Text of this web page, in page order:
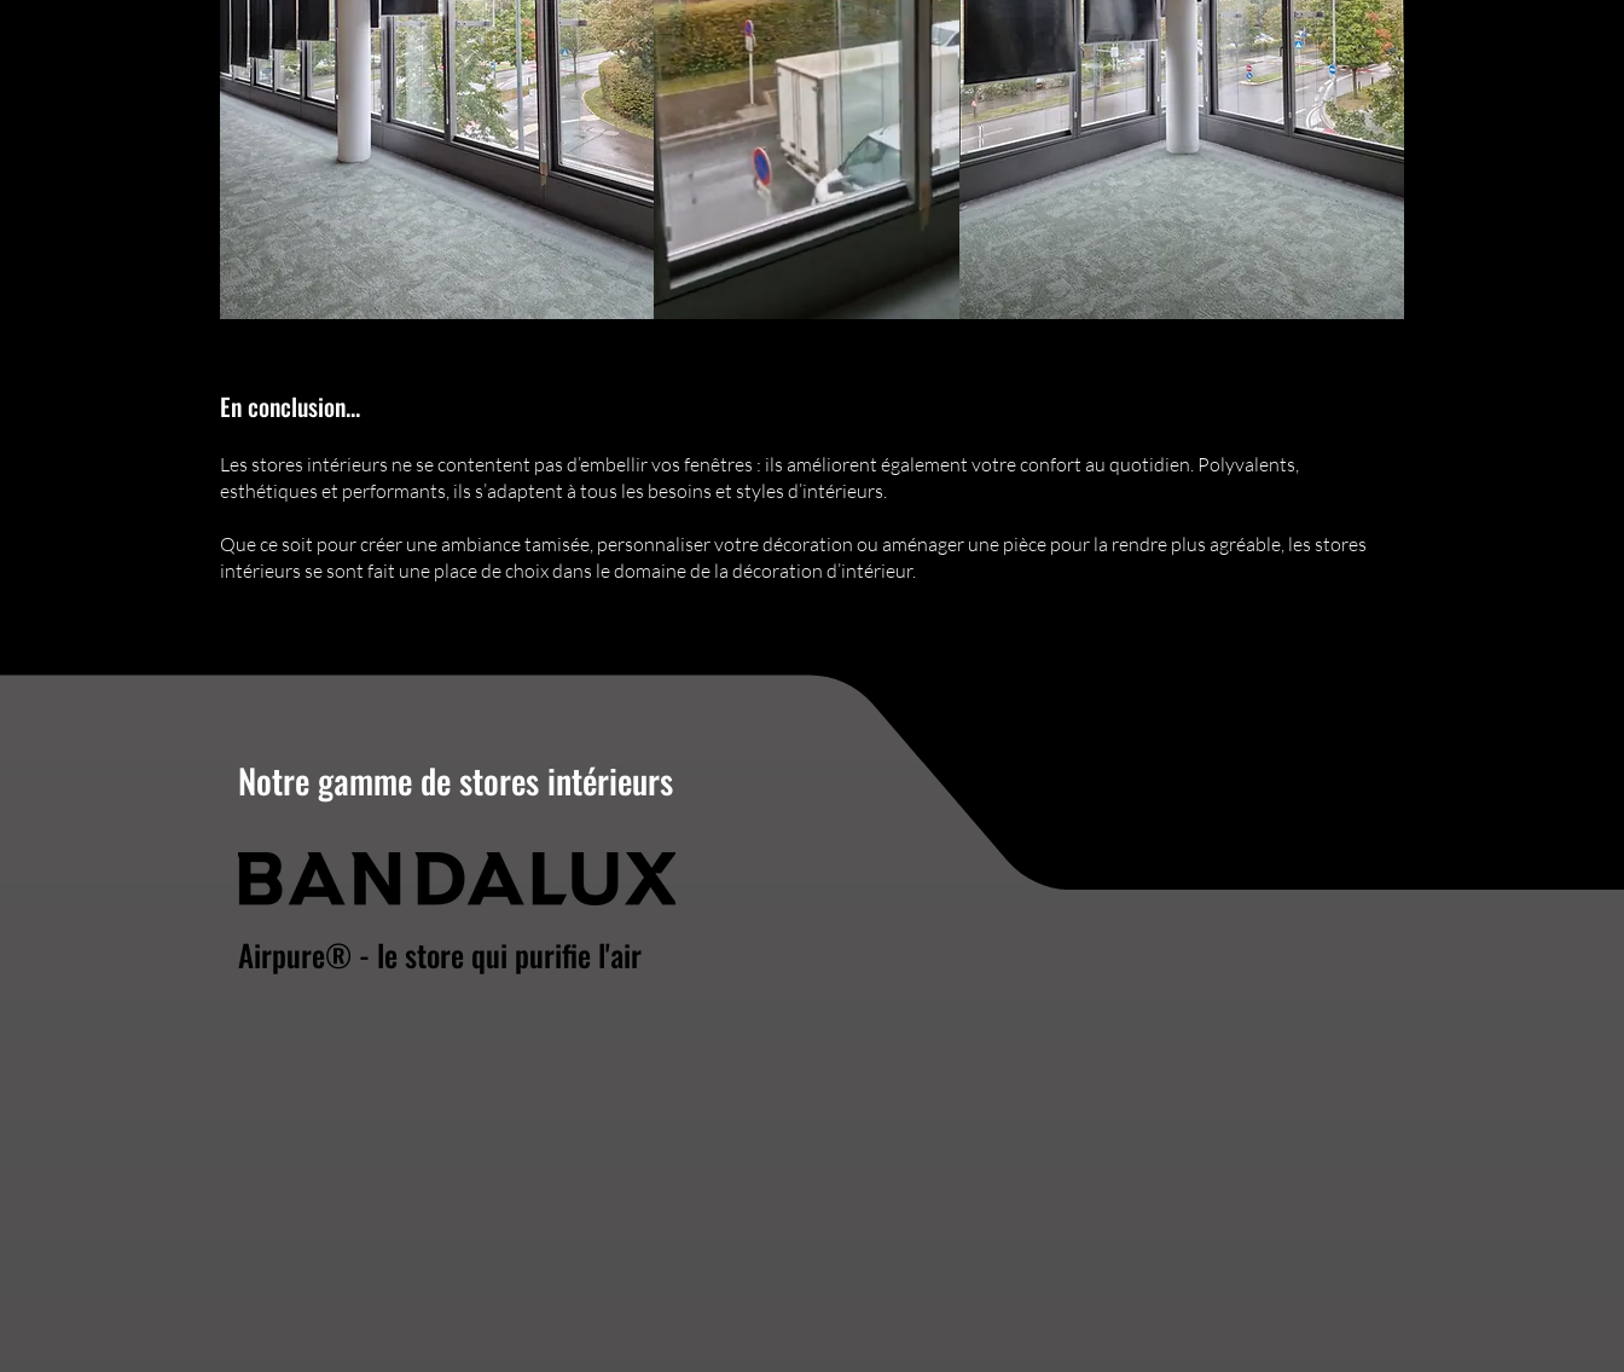
En conclusion...
Les stores intérieurs ne se contentent pas d’embellir vos fenêtres : ils améliorent également votre confort au quotidien. Polyvalents,
esthétiques et performants, ils s’adaptent à tous les besoins et styles d’intérieurs.
Que ce soit pour créer une ambiance tamisée, personnaliser votre décoration ou aménager une pièce pour la rendre plus agréable, les stores
intérieurs se sont fait une place de choix dans le domaine de la décoration d’intérieur.
Notre gamme de stores intérieurs
Airpure® - le store qui purifie l'air